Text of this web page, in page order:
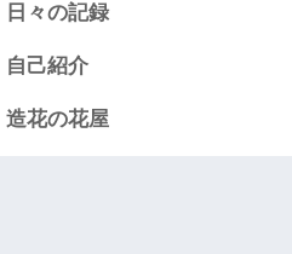
日々の記録
自己紹介
造花の花屋